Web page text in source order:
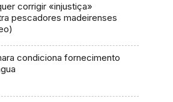
corrigir «injustiça»
pescadores madeirenses
condiciona fornecimento